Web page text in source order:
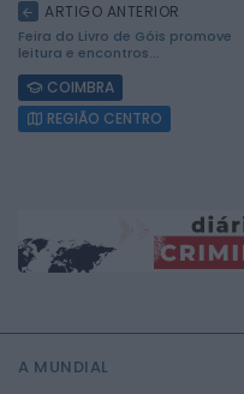
ARTIGO ANTERIOR
Feira do Livro de Góis promove
leitura e encontros...
COIMBRA
REGIÃO CENTRO
A MUNDIAL